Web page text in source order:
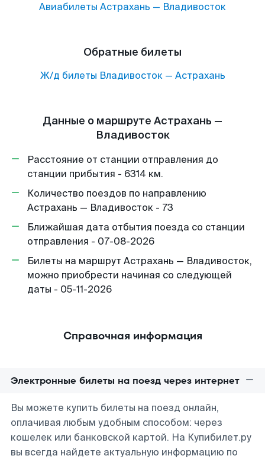
Авиабилеты Астрахань — Владивосток
Обратные билеты
Ж/д билеты Владивосток— Астрахань
Данные о маршруте Астрахань —
Владивосток
Расстояние от станции отправления до
станции прибытия - 6314 км.
Количество поездов по направлению
Астрахань — Владивосток - 73
Ближайшая дата отбытия поезда со станции
отправления - 07-08-2026
Билеты на маршрут Астрахань — Владивосток,
можно приобрести начиная со следующей
даты - 05-11-2026
Справочная информация
Электронные билеты на поезд через интернет
Вы можете купить билеты на поезд онлайн,
оплачивая любым удобным способом: через
кошелек или банковской картой. На Купибилет.ру
вы всегда найдете актуальную информацию по